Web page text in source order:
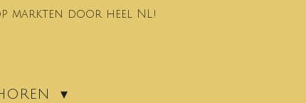
markten door heel NL!